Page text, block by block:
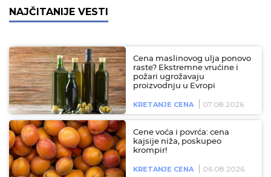
NAJČITANIJE VESTI
Cena maslinovog ulja ponovo
raste? Ekstremne vrućine i
požari ugrožavaju
proizvodnju u Evropi
KRETANJE CENA 07.08.2026
Cene voća i povrća: cena
kajsije niža, poskupeo
krompir!
KRETANJE CENA 06.08.2026